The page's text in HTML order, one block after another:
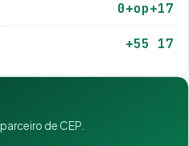
0+op+17
+55 17
de CEP.